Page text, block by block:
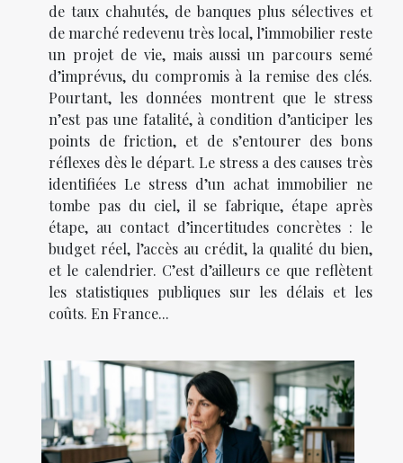
de taux chahutés, de banques plus sélectives et
de marché redevenu très local, l’immobilier reste
un projet de vie, mais aussi un parcours semé
d’imprévus, du compromis à la remise des clés.
Pourtant, les données montrent que le stress
n’est pas une fatalité, à condition d’anticiper les
points de friction, et de s’entourer des bons
réflexes dès le départ. Le stress a des causes très
identifiées Le stress d’un achat immobilier ne
tombe pas du ciel, il se fabrique, étape après
étape, au contact d’incertitudes concrètes : le
budget réel, l’accès au crédit, la qualité du bien,
et le calendrier. C’est d’ailleurs ce que reflètent
les statistiques publiques sur les délais et les
coûts. En France...